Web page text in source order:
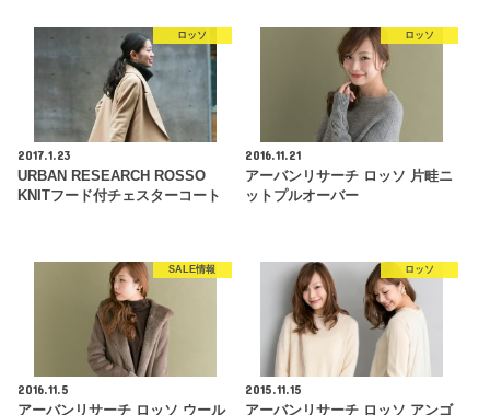
ロッソ
2017.1.23
URBAN RESEARCH ROSSO
KNITフード付チェスターコート
ロッソ
2016.11.21
アーバンリサーチ ロッソ 片畦ニ
ットプルオーバー
SALE情報
2016.11.5
アーバンリサーチ ロッソ ウール
ロッソ
2015.11.15
アーバンリサーチ ロッソ アンゴ